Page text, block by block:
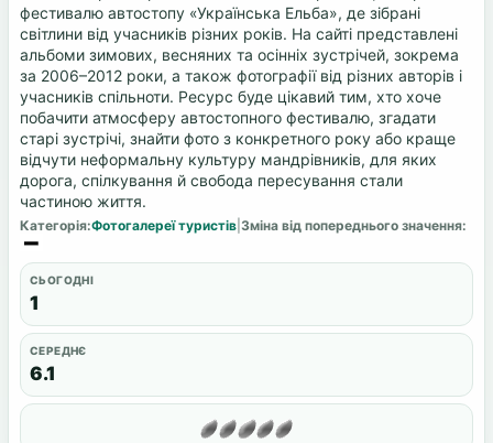
фестивалю автостопу «Українська Ельба», де зібрані
світлини від учасників різних років. На сайті представлені
альбоми зимових, весняних та осінніх зустрічей, зокрема
за 2006–2012 роки, а також фотографії від різних авторів і
учасників спільноти. Ресурс буде цікавий тим, хто хоче
побачити атмосферу автостопного фестивалю, згадати
старі зустрічі, знайти фото з конкретного року або краще
відчути неформальну культуру мандрівників, для яких
дорога, спілкування й свобода пересування стали
частиною життя.
Категорія:Фотогалереї туристів Зміна від попереднього значення:
СЬОГОДНІ
1
СЕРЕДНЄ
6.1